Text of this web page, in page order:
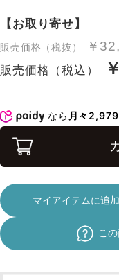
【お取り寄せ】
販売価格（税抜） ￥
販売価格（税込）
なら 月々
マイアイテムに追加
こ